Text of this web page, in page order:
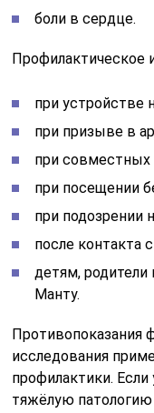
боли в сердце.
Профилактическое
при устройстве
при призыве в
при совместных
при посещении
при подозрении
после контакта
детям,
Манту.
Противопоказания
исследования
профилактики. Если
тяжёлую патологию